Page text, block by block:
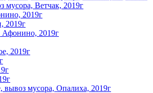
мусора, Ветчак, 2019г
2019г
2019г
Афонино, 2019г
2019г
мусора, Опалиха, 2019г